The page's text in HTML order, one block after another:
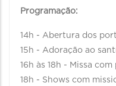
Programação:
14h - Abertura dos
15h - Adoração ao
16h às 18h - Missa
18h - Shows com